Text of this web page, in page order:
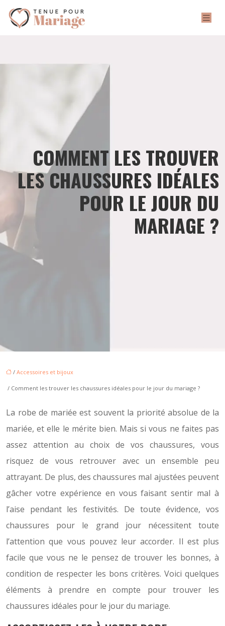
COMMENT LES TROUVER
LES CHAUSSURES IDÉALES
POUR LE JOUR DU
MARIAGE ?
/ Accessoires et bijoux
/ Comment les trouver les chaussures idéales pour le jour du mariage ?
La robe de mariée est souvent la priorité absolue de la
mariée, et elle le mérite bien. Mais si vous ne faites pas
assez attention au choix de vos chaussures, vous
risquez de vous retrouver avec un ensemble peu
attrayant. De plus, des chaussures mal ajustées peuvent
gâcher votre expérience en vous faisant sentir mal à
l’aise pendant les festivités. De toute évidence, vos
chaussures pour le grand jour nécessitent toute
l’attention que vous pouvez leur accorder. Il est plus
facile que vous ne le pensez de trouver les bonnes, à
condition de respecter les bons critères. Voici quelques
éléments à prendre en compte pour trouver les
chaussures idéales pour le jour du mariage.